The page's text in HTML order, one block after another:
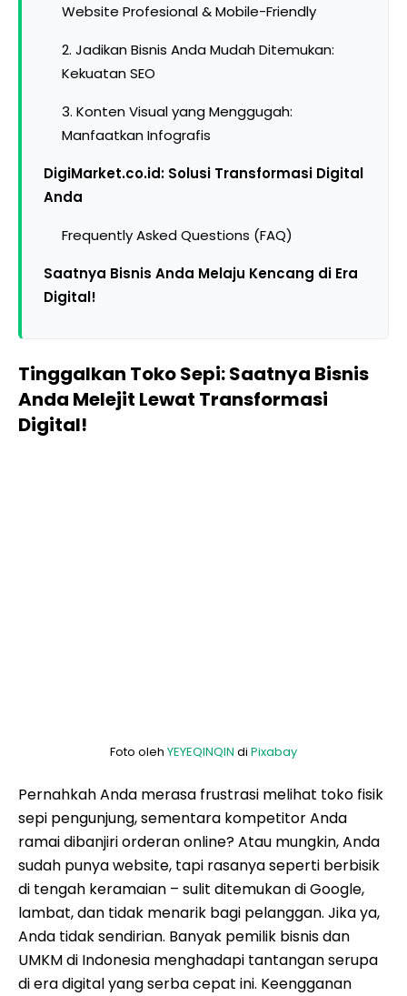
Website Profesional & Mobile-Friendly
2. Jadikan Bisnis Anda Mudah Ditemukan:
Kekuatan SEO
3. Konten Visual yang Menggugah:
Manfaatkan Infografis
DigiMarket.co.id: Solusi Transformasi Digital
Anda
Frequently Asked Questions (FAQ)
Saatnya Bisnis Anda Melaju Kencang di Era
Digital!
Tinggalkan Toko Sepi: Saatnya Bisnis
Anda Melejit Lewat Transformasi
Digital!
Foto oleh YEYEQINQIN di Pixabay
Pernahkah Anda merasa frustrasi melihat toko fisik
sepi pengunjung, sementara kompetitor Anda
ramai dibanjiri orderan online? Atau mungkin, Anda
sudah punya website, tapi rasanya seperti berbisik
di tengah keramaian – sulit ditemukan di Google,
lambat, dan tidak menarik bagi pelanggan. Jika ya,
Anda tidak sendirian. Banyak pemilik bisnis dan
UMKM di Indonesia menghadapi tantangan serupa
di era digital yang serba cepat ini. Keengganan